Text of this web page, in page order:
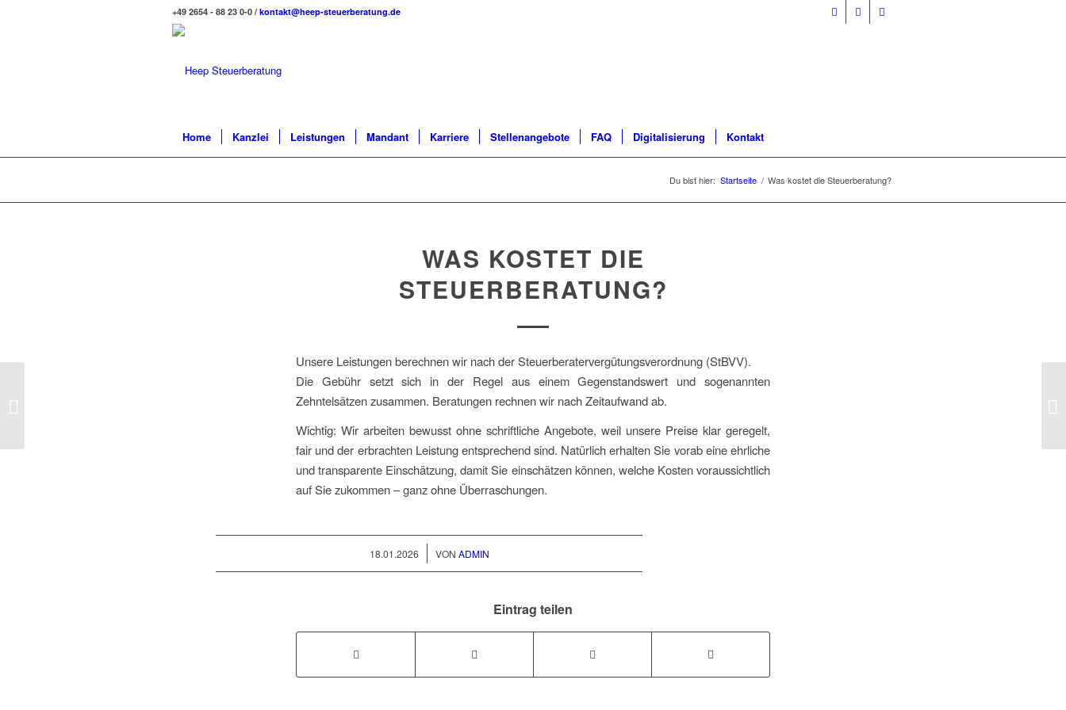
+49 2654 - 88 23 0-0 / kontakt@heep-steuerberatung.de
Home Kanzlei Leistungen Mandant Karriere Stellenangebote FAQ Digitalisierung Kontakt
Du bist hier: Startseite / Was kostet die Steuerberatung?
WAS KOSTET DIE
STEUERBERATUNG?
Unsere Leistungen berechnen wir nach der Steuerberatervergütungsverordnung (StBVV).
Die Gebühr setzt sich in der Regel aus einem Gegenstandswert und sogenannten
Zehntelsätzen zusammen. Beratungen rechnen wir nach Zeitaufwand ab.
Wichtig: Wir arbeiten bewusst ohne schriftliche Angebote, weil unsere Preise klar geregelt,
fair und der erbrachten Leistung entsprechend sind. Natürlich erhalten Sie vorab eine ehrliche
und transparente Einschätzung, damit Sie einschätzen können, welche Kosten voraussichtlich
auf Sie zukommen – ganz ohne Überraschungen.
18.01.2026
/ VON ADMIN
Eintrag teilen